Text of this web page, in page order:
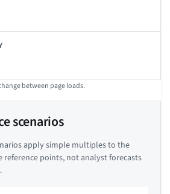
between page loads.
scenarios
apply simple multiples to the
reference points, not analyst forecasts